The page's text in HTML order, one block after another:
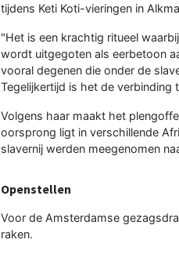
tijdens Keti Koti-vieringen in
"Het is een krachtig ritueel
wordt uitgegoten als eerbetoon
vooral degenen die onder de
Tegelijkertijd is het de verbinding
Volgens haar maakt het
oorsprong ligt in verschillende
slavernij werden meegenomen
Openstellen
Voor de Amsterdamse
raken.